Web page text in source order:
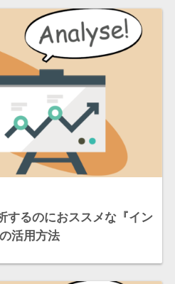
するのにおススメな『イン
活用方法